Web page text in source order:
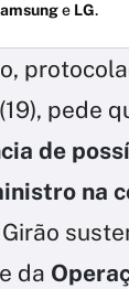
e LG.
pede
de
na
da